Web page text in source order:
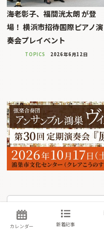
海老彰子、福間洸太朗 が登
場！ 横浜市招待国際ピアノ演
奏会プレイベント
TOPICS 2026年6月12日
検
カレンダー 新着記事